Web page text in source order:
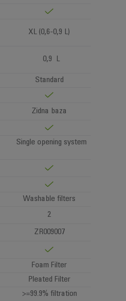
XL (0,6-0,9 L)
0,9 L
Standard
Zidna baza
Single opening system
Washable filters
2
ZR009007
Foam Filter
Pleated Filter
>=99.9% filtration